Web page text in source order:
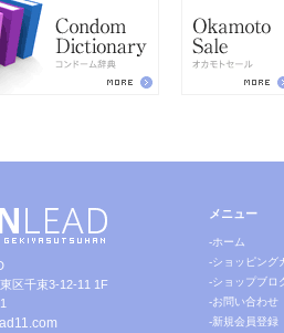
区千束3-12-11 1F
メニュー
-ホーム
-ショッピング
-ショップブロ
-お問い合わせ
-新規会員登録